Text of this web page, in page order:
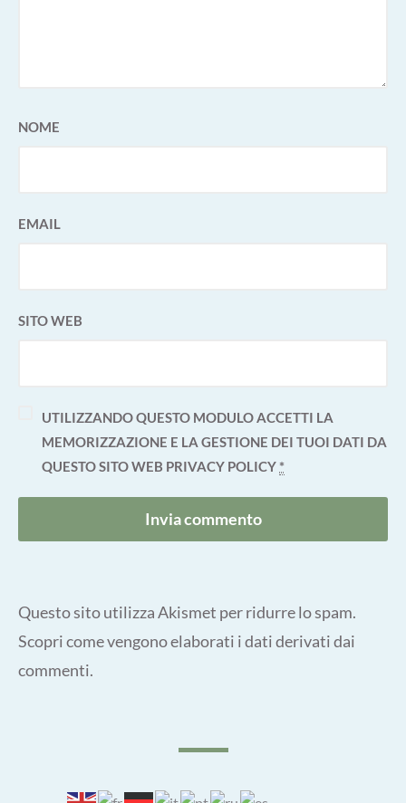
NOME
EMAIL
SITO WEB
UTILIZZANDO QUESTO MODULO ACCETTI LA
MEMORIZZAZIONE E LA GESTIONE DEI TUOI DATI DA
QUESTO SITO WEB PRIVACY POLICY*
Questo sito utilizza Akismet per ridurre lo spam.
Scopri come vengono elaborati i dati derivati dai
commenti.